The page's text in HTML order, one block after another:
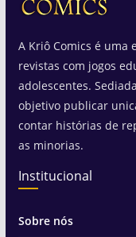
A Kriô Comics é uma
revistas com jogos
adolescentes.
objetivo publicar
contar histórias de
as minorias.
Institucional
Sobre nós